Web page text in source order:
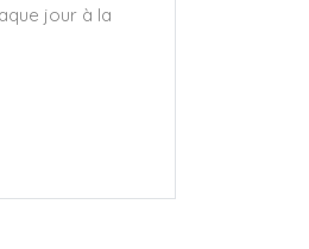
jour à la